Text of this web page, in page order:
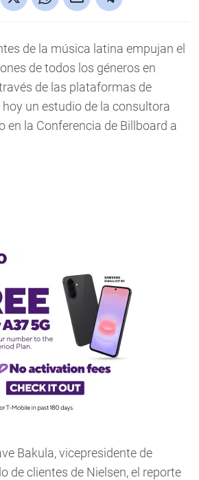
de la música latina empujan el
de todos los géneros en
de las plataformas de
hoy un estudio de la consultora
en la Conferencia de Billboard a
Bakula, vicepresidente de
de clientes de Nielsen, el reporte